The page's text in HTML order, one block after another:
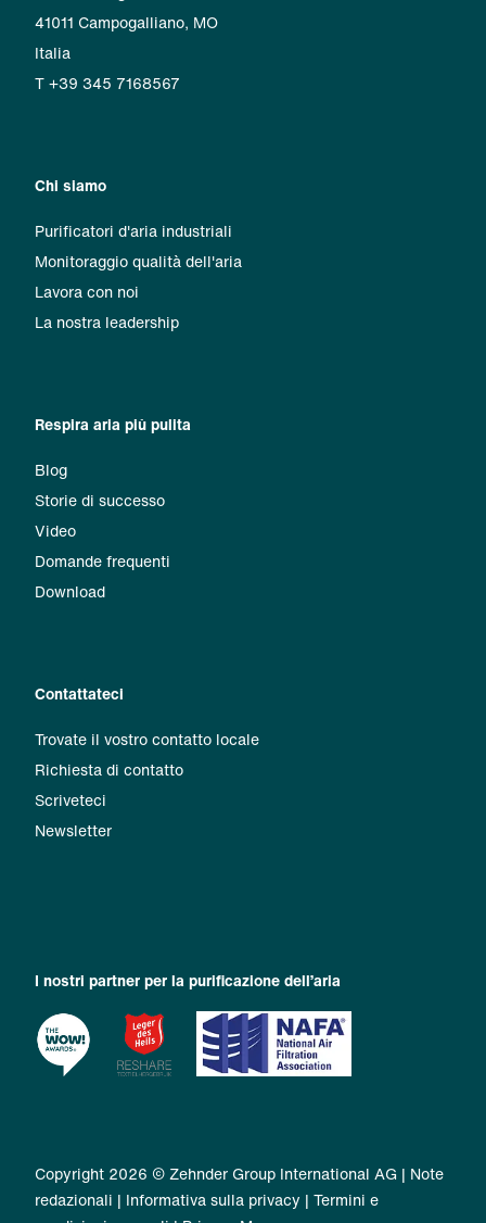
41011 Campogalliano, MO
Italia
T +39 345 7168567
Chi siamo
Purificatori d'aria industriali
Monitoraggio qualità dell'aria
Lavora con noi
La nostra leadership
Respira aria più pulita
Blog
Storie di successo
Video
Domande frequenti
Download
Contattateci
Trovate il vostro contatto locale
Richiesta di contatto
Scriveteci
Newsletter
I nostri partner per la purificazione dell’aria
Copyright 2026 © Zehnder Group International AG | Note
redazionali | Informativa sulla privacy | Termini e